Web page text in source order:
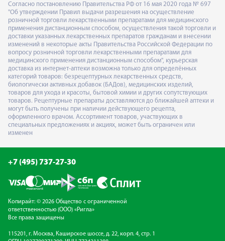
Согласно постановлению Правительства РФ от 16 мая 2020 года № 697
"Об утверждении Правил выдачи разрешения на осуществление
розничной торговли лекарственными препаратами для медицинского
применения дистанционным способом, осуществления такой торговли и
доставки указанных лекарственных препаратов гражданам и внесении
изменений в некоторые акты Правительства Российской Федерации по
вопросу розничной торговли лекарственными препаратами для
медицинского применения дистанционным способом", курьерская
доставка из интернет-аптеки возможна только для определённых
категорий товаров: безрецептурных лекарственных средств,
биологически активных добавок (БАДов), медицинских изделий,
товаров для ухода и красоты, бытовой химии и других сопутствующих
товаров. Рецептурные препараты доставляются до ближайшей аптеки и
могут быть получены при наличии действующего рецепта,
оформленного врачом. Ассортимент товаров, участвующих в
специальных предложениях и акциях, может быть ограничен или
изменен
+7 (495) 737-27-30
Копирайт: © 2026 Общество с ограниченной
ответственностью (ООО) «Ригла»
Все права защищены
115201, г. Москва, Каширское шоссе, д. 22, корп. 4, стр. 1